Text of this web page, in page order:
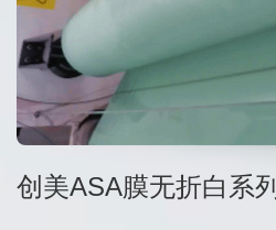
创美ASA膜无折白系列